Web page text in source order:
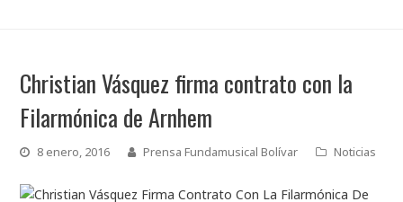
Christian Vásquez firma contrato con la
Filarmónica de Arnhem
8 enero, 2016 Prensa Fundamusical Bolívar Noticias